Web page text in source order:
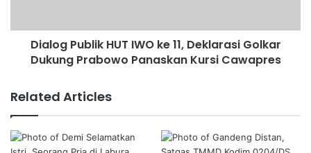
Dialog Publik HUT IWO ke 11, Deklarasi Golkar
Dukung Prabowo Panaskan Kursi Cawapres
Related Articles